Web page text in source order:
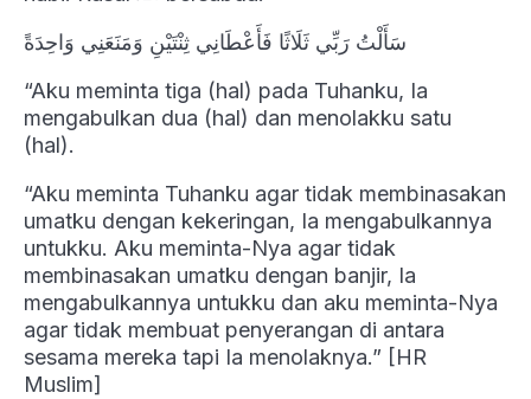
سَأَلْتُ رَبِّي ثَلَاثًا فَأَعْطَانِي ثِنْتَيْنِ وَمَنَعَنِي وَاحِدَةً
“Aku meminta tiga (hal) pada Tuhanku, Ia
mengabulkan dua (hal) dan menolakku satu
(hal).
“Aku meminta Tuhanku agar tidak membinasakan
umatku dengan kekeringan, Ia mengabulkannya
untukku. Aku meminta-Nya agar tidak
membinasakan umatku dengan banjir, Ia
mengabulkannya untukku dan aku meminta-Nya
agar tidak membuat penyerangan di antara
sesama mereka tapi Ia menolaknya.” [HR
Muslim]